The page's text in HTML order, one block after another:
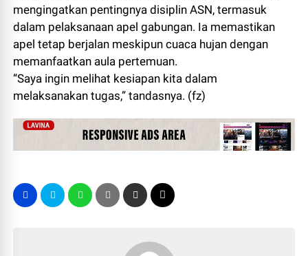
mengingatkan pentingnya disiplin ASN, termasuk
dalam pelaksanaan apel gabungan. Ia memastikan
apel tetap berjalan meskipun cuaca hujan dengan
memanfaatkan aula pertemuan.
“Saya ingin melihat kesiapan kita dalam
melaksanakan tugas,” tandasnya. (fz)